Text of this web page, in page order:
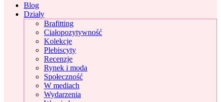
Blog
Działy
Brafitting
Ciałopozytywność
Kolekcje
Plebiscyty
Recenzje
Rynek i moda
Społeczność
W mediach
Wydarzenia